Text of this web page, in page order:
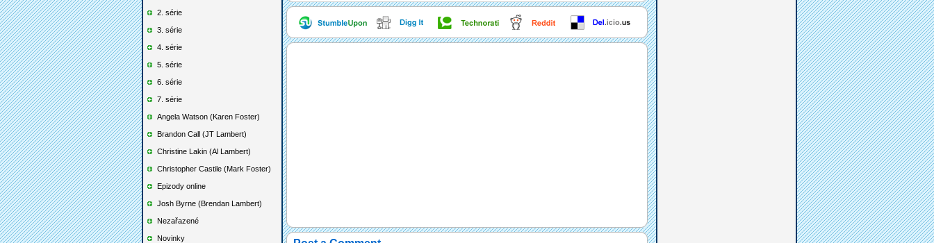
2. série
3. série
4. série
5. série
6. série
7. série
Angela Watson (Karen Foster)
Brandon Call (JT Lambert)
Christine Lakin (Al Lambert)
Christopher Castile (Mark Foster)
Epizody online
Josh Byrne (Brendan Lambert)
Nezařazené
Novinky